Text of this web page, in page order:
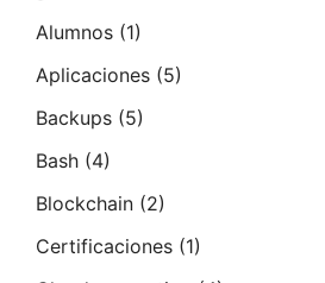
Alumnos (1)
Aplicaciones (5)
Backups (5)
Bash (4)
Blockchain (2)
Certificaciones (1)